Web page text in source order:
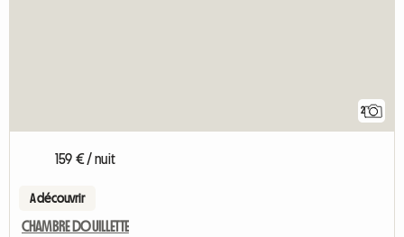
2
159 € / nuit
A découvrir
CHAMBRE DOUILLETTE